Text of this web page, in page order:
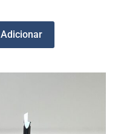
Adicionar